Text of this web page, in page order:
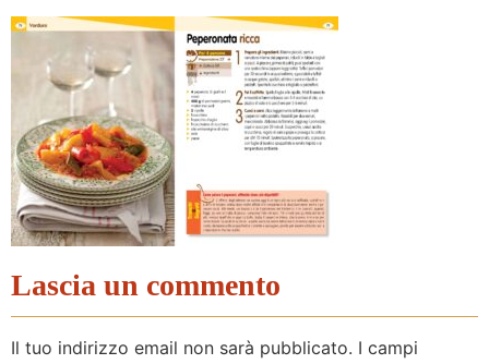
Lascia un commento
Il tuo indirizzo email non sarà pubblicato. I campi